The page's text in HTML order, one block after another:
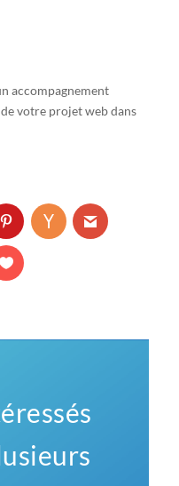
accompagnement
votre projet web dans